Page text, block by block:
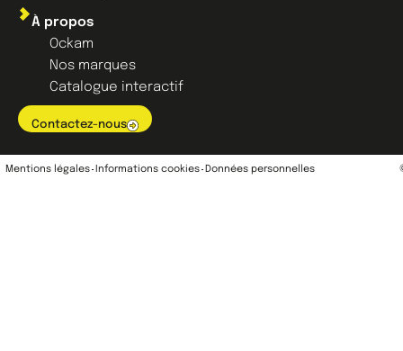
À propos
Ockam
Nos marques
Catalogue interactif
Contactez-nous
Mentions légales Informations cookies Données personnelles